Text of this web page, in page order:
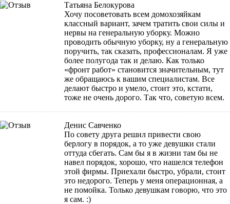
Татьяна Белокурова
Хочу посоветовать всем домохозяйкам
классный вариант, зачем тратить свои силы и
нервы на генеральную уборку. Можно
проводить обычную уборку, ну а генеральную
поручить, так сказать, профессионалам. Я уже
более полугода так и делаю. Как только
«фронт работ» становится значительным, тут
же обращаюсь к вашим специалистам. Все
делают быстро и умело, стоит это, кстати,
тоже не очень дорого. Так что, советую всем.
Денис Савченко
По совету друга решил привести свою
берлогу в порядок, а то уже девушки стали
оттуда сбегать. Сам бы я в жизни там бы не
навел порядок, хорошо, что нашелся телефон
этой фирмы. Приехали быстро, убрали, стоит
это недорого. Теперь у меня операционная, а
не помойка. Только девушкам говорю, что это
я сам. :)